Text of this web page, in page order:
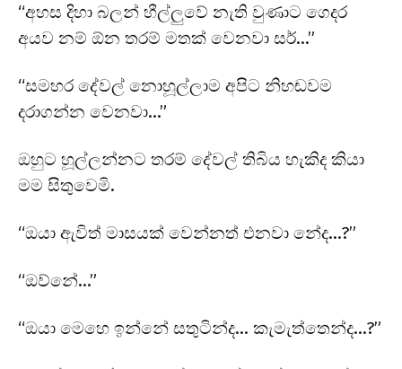
“අහස දිහා බලන් හීල්ලුවේ නැති වුණාට ගෙදර
අයව නම් ඕන තරම් මතක් වෙනවා සර්…”
“සමහර දේවල් නොහූල්ලාම අපිට නිහඬවම
දරාගන්න වෙනවා…”
ඔහුට හූල්ලන්නට තරම් දේවල් තිබිය හැකිද කියා
මම සිතුවෙමි.
“ඔයා ඇවිත් මාසයක් වෙන්නත් එනවා නේද…?”
“ඔව්නේ…”
“ඔයා මෙහෙ ඉන්නේ සතුටින්ද… කැමැත්තෙන්ද…?”